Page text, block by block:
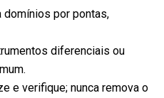
domínios por pontas,
diferenciais ou
e verifique; nunca remova o